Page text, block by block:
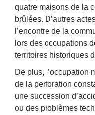
quatre maisons de la
brûlées. D’autres
l’encontre de la
lors des occupations
territoires historiques
De plus, l’occupation
de la perforation
une succession
ou des problèmes